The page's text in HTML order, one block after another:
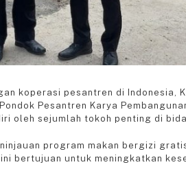
koperasi pesantren di
Pesantren Karya
oleh sejumlah tokoh penting di
program makan bergizi
bertujuan untuk meningkatkan